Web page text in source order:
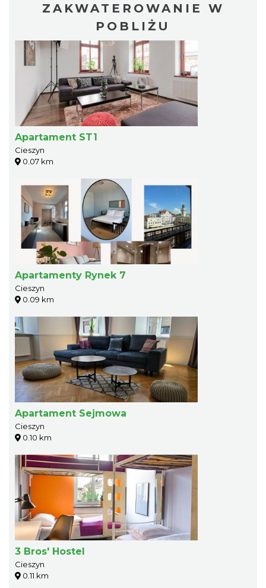
ZAKWATEROWANIE W
POBLIŻU
Apartament ST1
Cieszyn
0.07 km
Apartamenty Rynek 7
Cieszyn
0.09 km
Apartament Sejmowa
Cieszyn
0.10 km
3 Bros' Hostel
Cieszyn
0.11 km